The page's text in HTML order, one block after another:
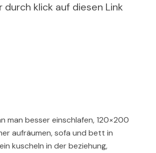
klick auf diesen Link
man besser einschlafen, 120×200
aufräumen, sofa und bett in
kuscheln in der beziehung,